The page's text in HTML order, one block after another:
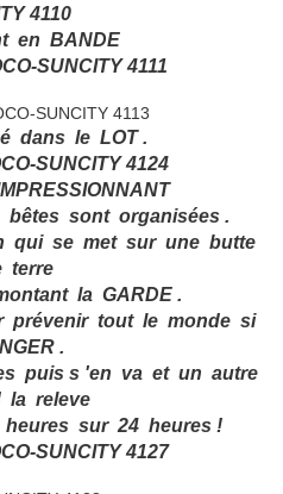
en BANDE
dans le LOT .
sont organisées .
qui se met sur une butte
terre
la GARDE .
prévenir tout le monde si
.
puis s 'en va et un autre
la releve
sur 24 heures !